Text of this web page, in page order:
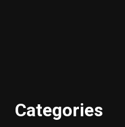
Categories